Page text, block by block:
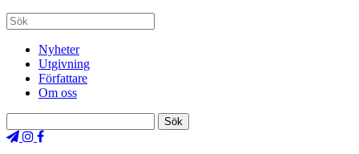
Nyheter
Utgivning
Författare
Om oss